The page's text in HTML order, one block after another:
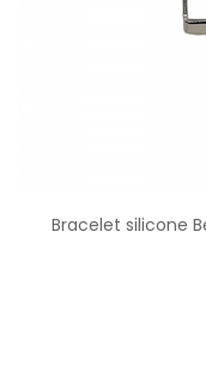
Bracelet silicone